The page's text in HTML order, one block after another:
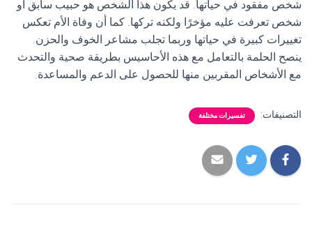
شخص مفقود في حياتها. قد يكون هذا الشخص هو حبيب سابق أو
شخص تعرفت عليه مؤخرًا ولكنه تركها. كما أن وفاة الأم تعكس
تغييرات كبيرة في حياتها وربما تجلب مشاعر الخوف والحزن.
ينصح الحلمة بالتعامل مع هذه الأحاسيس بطريقة صحية والتحدث
مع الأشخاص المقربين منها للحصول على الدعم والمساعدة.
التصنيفات: تفسيرات مختلفة